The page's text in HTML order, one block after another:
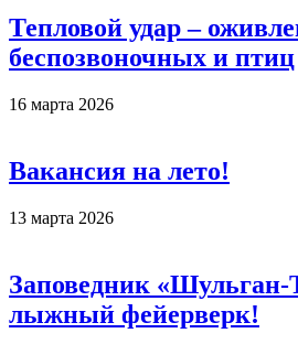
Тепловой удар –
беспозвоночных и птиц
16 марта 2026
Вакансия на лето!
13 марта 2026
Заповедник «Шульган-
лыжный фейерверк!